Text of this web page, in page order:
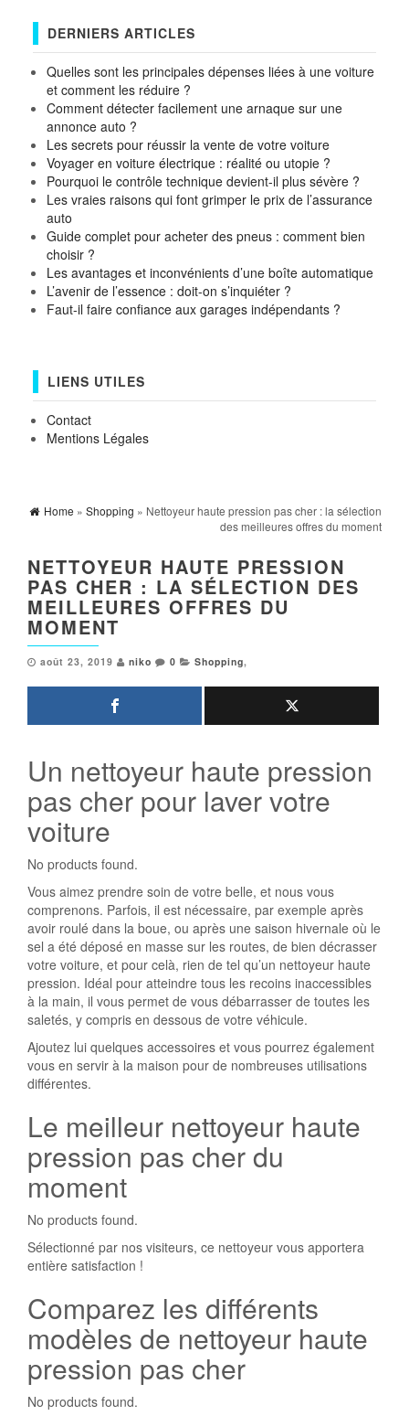
DERNIERS ARTICLES
Quelles sont les principales dépenses liées à une voiture
et comment les réduire ?
Comment détecter facilement une arnaque sur une
annonce auto ?
Les secrets pour réussir la vente de votre voiture
Voyager en voiture électrique : réalité ou utopie ?
Pourquoi le contrôle technique devient-il plus sévère ?
Les vraies raisons qui font grimper le prix de l’assurance
auto
Guide complet pour acheter des pneus : comment bien
choisir ?
Les avantages et inconvénients d’une boîte automatique
L’avenir de l’essence : doit-on s’inquiéter ?
Faut-il faire confiance aux garages indépendants ?
LIENS UTILES
Contact
Mentions Légales
Home » Shopping » Nettoyeur haute pression pas cher : la sélection
des meilleures offres du moment
NETTOYEUR HAUTE PRESSION
PAS CHER : LA SÉLECTION DES
MEILLEURES OFFRES DU
MOMENT
août 23, 2019 niko 0 Shopping,
Un nettoyeur haute pression
pas cher pour laver votre
voiture
No products found.
Vous aimez prendre soin de votre belle, et nous vous
comprenons. Parfois, il est nécessaire, par exemple après
avoir roulé dans la boue, ou après une saison hivernale où le
sel a été déposé en masse sur les routes, de bien décrasser
votre voiture, et pour celà, rien de tel qu’un nettoyeur haute
pression. Idéal pour atteindre tous les recoins inaccessibles
à la main, il vous permet de vous débarrasser de toutes les
saletés, y compris en dessous de votre véhicule.
Ajoutez lui quelques accessoires et vous pourrez également
vous en servir à la maison pour de nombreuses utilisations
différentes.
Le meilleur nettoyeur haute
pression pas cher du
moment
No products found.
Sélectionné par nos visiteurs, ce nettoyeur vous apportera
entière satisfaction !
Comparez les différents
modèles de nettoyeur haute
pression pas cher
No products found.